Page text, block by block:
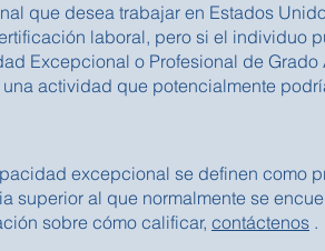
que desea trabajar en Estados
laboral, pero si el individuo
Excepcional o Profesional de Grado
actividad que potencialmente
excepcional se definen como
superior al que normalmente se
sobre cómo calificar, contáctenos .